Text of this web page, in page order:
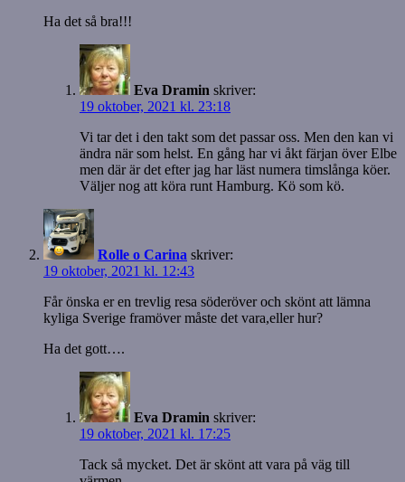
Ha det så bra!!!
Eva Dramin skriver:
19 oktober, 2021 kl. 23:18
Vi tar det i den takt som det passar oss. Men den kan vi
ändra när som helst. En gång har vi åkt färjan över Elbe
men där är det efter jag har läst numera timslånga köer.
Väljer nog att köra runt Hamburg. Kö som kö.
Rolle o Carina skriver:
19 oktober, 2021 kl. 12:43
Får önska er en trevlig resa söderöver och skönt att lämna
kyliga Sverige framöver måste det vara,eller hur?
Ha det gott….
Eva Dramin skriver:
19 oktober, 2021 kl. 17:25
Tack så mycket. Det är skönt att vara på väg till